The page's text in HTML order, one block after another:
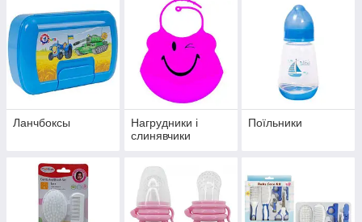
Ланчбоксы
Нагрудники і
слинявчики
Поїльники